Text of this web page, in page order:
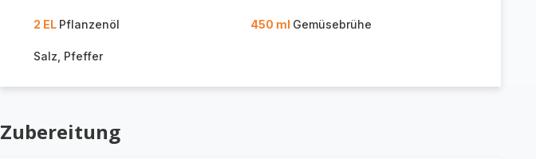
2 EL Pflanzenöl 450 ml Gemüsebrühe
Salz, Pfeffer
Zubereitung